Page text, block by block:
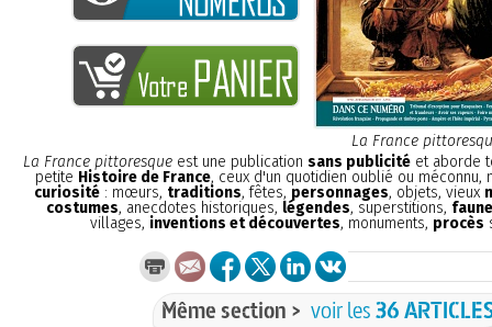
La France
La France pittoresque est une publication sans publicité et aborde
petite Histoire de France, ceux d'un quotidien oublié ou méconnu,
curiosité : mœurs, traditions, fêtes, personnages, objets, vieux
costumes, anecdotes historiques, légendes, superstitions,
villages, inventions et découvertes, monuments, procès
Même section > voir les36